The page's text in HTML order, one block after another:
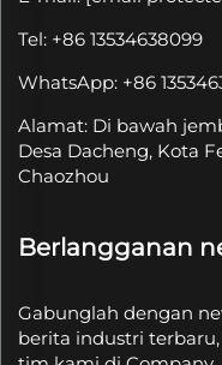
Tel: +86 13534638099
WhatsApp: +86
Alamat: Di bawah
Desa Dacheng, Kota
Chaozhou
Berlangganan
Gabunglah dengan
berita industri